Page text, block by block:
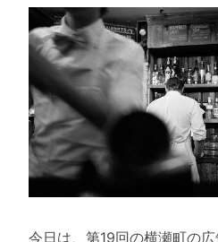
今日は、第19回の横瀬町の